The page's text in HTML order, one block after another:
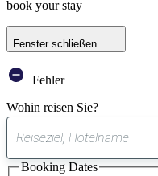
book your stay
Fenster schließen
Fehler
Wohin reisen Sie?
Booking Dates